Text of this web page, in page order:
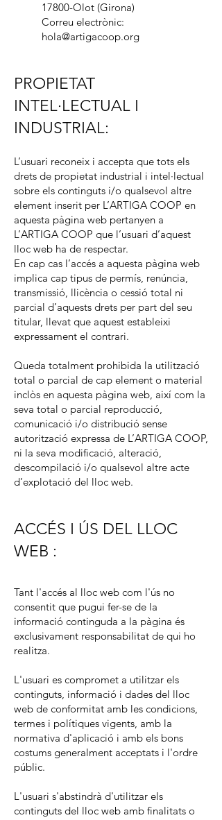
17800-Olot (Girona)
Correu electrònic:
hola@artigacoop.org
PROPIETAT
INTEL·LECTUAL I
INDUSTRIAL:
L’usuari reconeix i accepta que tots els
drets de propietat industrial i intel·lectual
sobre els continguts i/o qualsevol altre
element inserit per L’ARTIGA COOP en
aquesta pàgina web pertanyen a
L’ARTIGA COOP que l’usuari d’aquest
lloc web ha de respectar.
En cap cas l’accés a aquesta pàgina web
implica cap tipus de permís, renúncia,
transmissió, llicència o cessió total ni
parcial d’aquests drets per part del seu
titular, llevat que aquest estableixi
expressament el contrari.
Queda totalment prohibida la utilització
total o parcial de cap element o material
inclòs en aquesta pàgina web, així com la
seva total o parcial reproducció,
comunicació i/o distribució sense
autorització expressa de L’ARTIGA COOP,
ni la seva modificació, alteració,
descompilació i/o qualsevol altre acte
d’explotació del lloc web.
ACCÉS I ÚS DEL LLOC
WEB :
Tant l'accés al lloc web com l'ús no
consentit que pugui fer-se de la
informació continguda a la pàgina és
exclusivament responsabilitat de qui ho
realitza.
L'usuari es compromet a utilitzar els
continguts, informació i dades del lloc
web de conformitat amb les condicions,
termes i polítiques vigents, amb la
normativa d'aplicació i amb els bons
costums generalment acceptats i l'ordre
públic.
L'usuari s'abstindrà d'utilitzar els
continguts del lloc web amb finalitats o